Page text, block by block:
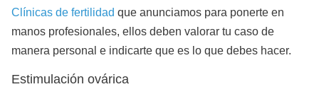
Clínicas de fertilidad que anunciamos para ponerte en
manos profesionales, ellos deben valorar tu caso de
manera personal e indicarte que es lo que debes hacer.
Estimulación ovárica